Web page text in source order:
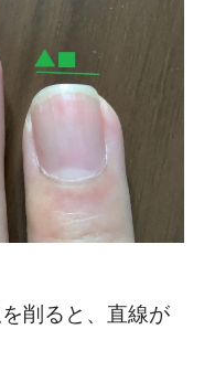
削ると、直線が